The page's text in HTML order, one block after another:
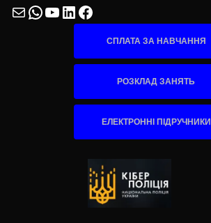
MailWhatsApp
YouTube
LinkedIn
Facebook
СПЛАТА ЗА НАВЧАННЯ
РОЗКЛАД ЗАНЯТЬ
ЕЛЕКТРОННІ ПІДРУЧНИКИ